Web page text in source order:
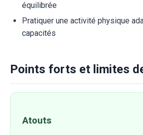
équilibrée
Pratiquer une activité physique
capacités
Points forts et limites
Atouts